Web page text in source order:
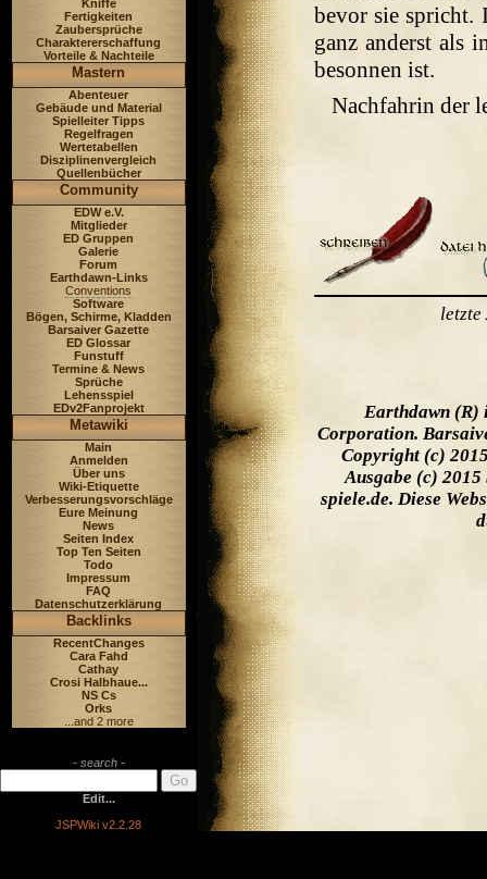
Kniffe
Fertigkeiten
Zaubersprüche
Charaktererschaffung
Vorteile & Nachteile
Mastern
Abenteuer
Gebäude und Material
Spielleiter Tipps
Regelfragen
Wertetabellen
Disziplinenvergleich
Quellenbücher
Community
EDW e.V.
Mitglieder
ED Gruppen
Galerie
Forum
Earthdawn-Links
Conventions
Software
Bögen, Schirme, Kladden
Barsaiver Gazette
ED Glossar
Funstuff
Termine & News
Sprüche
Lehensspiel
EDv2Fanprojekt
Metawiki
Main
Anmelden
Über uns
Wiki-Etiquette
Verbesserungsvorschläge
Eure Meinung
News
Seiten Index
Top Ten Seiten
Todo
Impressum
FAQ
Datenschutzerklärung
Backlinks
RecentChanges
Cara Fahd
Cathay
Crosi Halbhaue...
NS Cs
Orks
...and 2 more
- search -
Edit...
JSPWiki v2.2.28
bevor sie spricht.
ganz anderst als
besonnen ist.
Nachfahrin der
Earthdawn (R)
Corporation.
Copyright (c)
Ausgabe (c) 2015
spiele.de. Diese